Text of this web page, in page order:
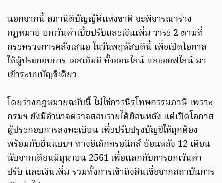
นอกจากนี้ สภานิติบัญญัติแห่งชาติ จะพิจารณาร่าง
กฎหมาย ยกเว้นค่าเบี้ยปรับและเงินเพิ่ม วาระ 2 ตามที่
กระทรวงการคลังเสนอ ในวันพฤหัสบดีนี้ เพื่อเปิดโอกาส
ให้ผู้ประกอบการ เอสเอ็มอี ทั้งออนไลน์ และออฟไลน์ มา
เข้าระบบบัญชีเดียว
โดยร่างกฎหมายฉบับนี้ ไม่ใช่การนิรโทษกรรมภาษี เพราะ
กรมฯ ยังมีอำนาจตรวจสอบรายได้ย้อนหลัง แต่เปิดโอกาส
ผู้ประกอบการลงทะเบียน เพื่อปรับปรุงบัญชีให้ถูกต้อง
พร้อมกับยื่นแบบฯ ทางอิเล็กทรอนิกส์ ย้อนหลัง 12 เดือน
นับจากเดือนมิถุนายน 2561 เพื่อแลกกับการยกเว้นค่า
ปรับ และเงินเพิ่ม รวมทั้งการเข้าถึงสินเชื่อจากสถาบันการ